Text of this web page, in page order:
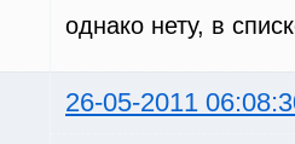
однако нету, в
26-05-2011